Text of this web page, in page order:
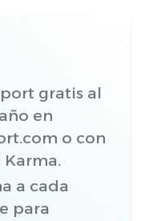
gratis al
en
o con
a cada
para